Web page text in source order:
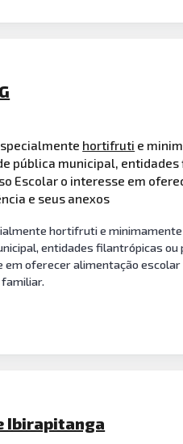
hortifruti e
pública municipal,
Escolar o interesse em
e seus anexos
hortifruti e
entidades filantrópicas
oferecer alimentação
Ibirapitanga